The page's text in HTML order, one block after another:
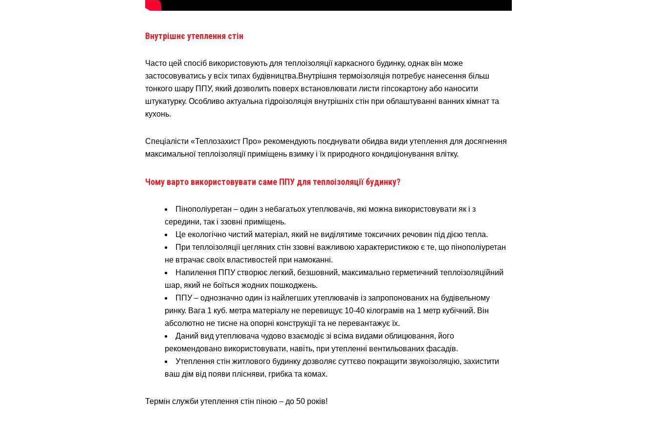
Внутрішнє утеплення стін
Часто цей спосіб використовують для теплоізоляції каркасного будинку, однак він може
застосовуватись у всіх типах будівництва.Внутрішня термоізоляція потребує нанесення більш
тонкого шару ППУ, який дозволить поверх встановлювати листи гіпсокартону або наносити
штукатурку. Особливо актуальна гідроізоляція внутрішніх стін при облаштуванні ванних кімнат та
кухонь.
Спеціалісти «Теплозахист Про» рекомендують поєднувати обидва види утеплення для досягнення
максимальної теплоізоляції приміщень взимку і їх природного кондиціонування влітку.
Чому варто використовувати саме ППУ для теплоізоляції будинку?
Пінополіуретан – один з небагатьох утеплювачів, які можна використовувати як і з
середини, так і ззовні приміщень.
Це екологічно чистий матеріал, який не виділятиме токсичних речовин під дією тепла.
При теплоізоляції цегляних стін ззовні важливою характеристикою є те, що пінополіуретан
не втрачає своїх властивостей при намоканні.
Напилення ППУ створює легкий, безшовний, максимально герметичний теплоізоляційний
шар, який не боїться жодних пошкоджень.
ППУ – однозначно один із найлегших утеплювачів із запропонованих на будівельному
ринку. Вага 1 куб. метра матеріалу не перевищує 10-40 кілограмів на 1 метр кубічний. Він
абсолютно не тисне на опорні конструкції та не перевантажує їх.
Даний вид утеплювача чудово взаємодіє зі всіма видами облицювання, його
рекомендовано використовувати, навіть, при утепленні вентильованих фасадів.
Утеплення стін житлового будинку дозволяє суттєво покращити звукоізоляцію, захистити
ваш дім від появи плісняви, грибка та комах.
Термін служби утеплення стін піною – до 50 років!